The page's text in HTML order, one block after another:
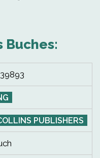
Buches:
PUBLISHERS